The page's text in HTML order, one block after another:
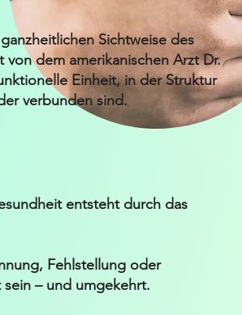
Sichtweise des
dem amerikanischen Arzt Dr.
Einheit, in der Struktur
verbunden sind.
entsteht durch das
Fehlstellung oder
– und umgekehrt.